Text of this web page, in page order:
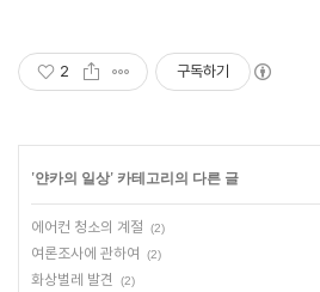
2 구독하기
'얀카의 일상' 카테고리의 다른 글
에어컨 청소의 계절 (2)
여론조사에 관하여 (2)
화상벌레 발견 (2)